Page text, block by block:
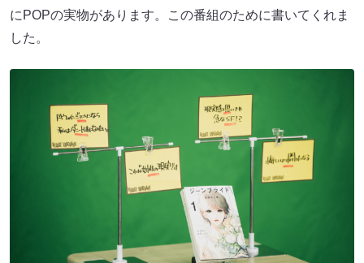
にPOPの実物があります。この番組のために書いてくれま
した。